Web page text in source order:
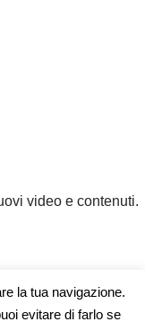
video e contenuti.
la tua navigazione.
evitare di farlo se